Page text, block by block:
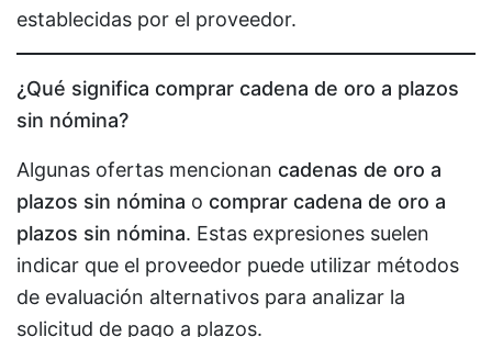
establecidas por el proveedor.
¿Qué significa comprar cadena de oro a plazos
sin nómina?
Algunas ofertas mencionan cadenas de oro a
plazos sin nómina o comprar cadena de oro a
plazos sin nómina. Estas expresiones suelen
indicar que el proveedor puede utilizar métodos
de evaluación alternativos para analizar la
solicitud de pago a plazos.